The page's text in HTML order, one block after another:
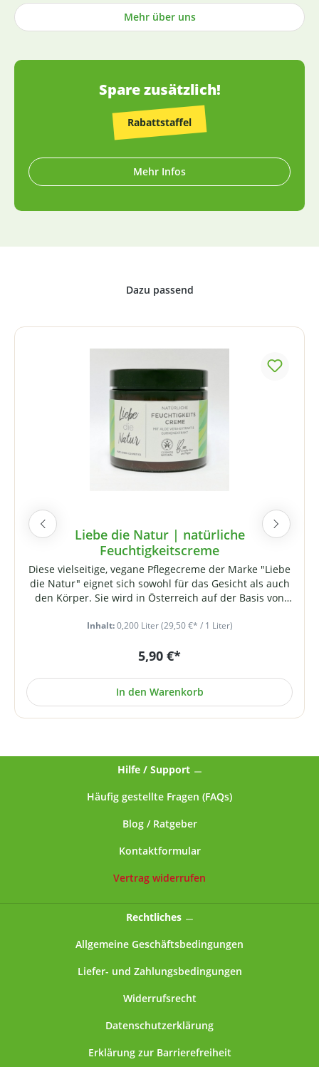
Tabletten sowie die Abfüllung praktisch aller Produkte
erfolgt in Deutschland (die wenigen Ausnahmen sind
Mehr über uns
Spare zusätzlich!
Rabattstaffel
Mehr Infos
Produktgalerie überspringen
Liebe die Natur | natürliche
Feuchtigkeitscreme
Diese vielseitige, vegane Pflegecreme der Marke "Liebe
die Natur" eignet sich sowohl für das Gesicht als auch
den Körper. Sie wird in Österreich auf der Basis von
Sheabutter und Gurkenwasser schützen und pflegen
schnell ein, erfrischt und spendet intensive
lagern, vor extremen Temperaturen
schützen!Hautverträglichkeit dermatologisch bestätigt.
Inhalt:0,200 Liter(29,50 €* / 1 Liter)
5,90 €*
In den Warenkorb
Hilfe / Support
Häufig gestellte Fragen (FAQs)
Blog / Ratgeber
Kontaktformular
Vertrag widerrufen
Rechtliches
Allgemeine Geschäftsbedingungen
Liefer- und Zahlungsbedingungen
Widerrufsrecht
Datenschutzerklärung
Erklärung zur Barrierefreiheit